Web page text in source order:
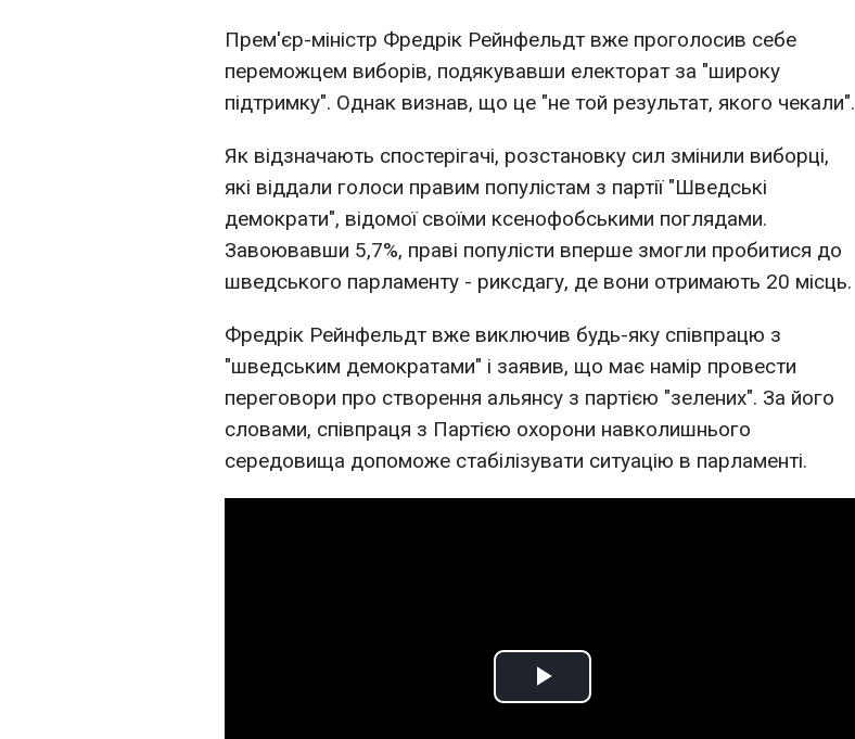
Прем'єр-міністр Фредрік Рейнфельдт вже проголосив себе
переможцем виборів, подякувавши електорат за "широку
підтримку". Однак визнав, що це "не той результат, якого чекали".
Як відзначають спостерігачі, розстановку сил змінили виборці,
які віддали голоси правим популістам з партії "Шведські
демократи", відомої своїми ксенофобськими поглядами.
Завоювавши 5,7%, праві популісти вперше змогли пробитися до
шведського парламенту - риксдагу, де вони отримають 20 місць.
Фредрік Рейнфельдт вже виключив будь-яку співпрацю з
"шведським демократами" і заявив, що має намір провести
переговори про створення альянсу з партією "зелених". За його
словами, співпраця з Партією охорони навколишнього
середовища допоможе стабілізувати ситуацію в парламенті.
Play